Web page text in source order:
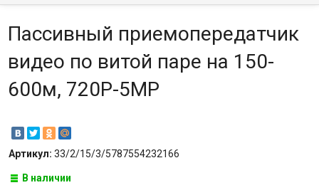
Пассивный приемопередатчик
видео по витой паре на 150-
600м, 720Р-5MP
Артикул: 33/2/15/3/5787554232166
В наличии